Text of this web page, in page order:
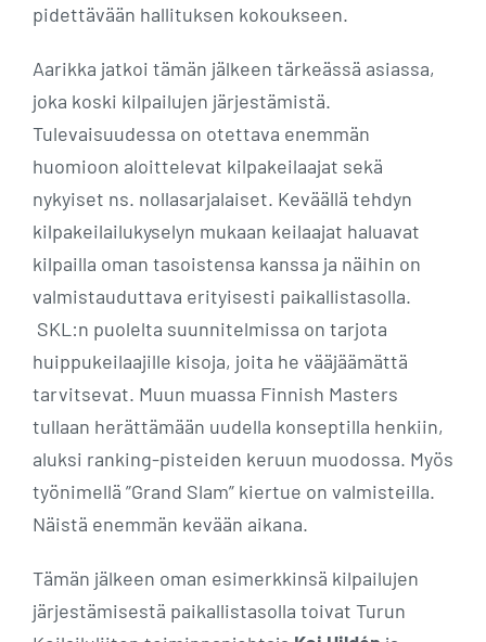
pidettävään hallituksen kokoukseen.
Aarikka jatkoi tämän jälkeen tärkeässä asiassa,
joka koski kilpailujen järjestämistä.
Tulevaisuudessa on otettava enemmän
huomioon aloittelevat kilpakeilaajat sekä
nykyiset ns. nollasarjalaiset. Keväällä tehdyn
kilpakeilailukyselyn mukaan keilaajat haluavat
kilpailla oman tasoistensa kanssa ja näihin on
valmistauduttava erityisesti paikallistasolla.
SKL:n puolelta suunnitelmissa on tarjota
huippukeilaajille kisoja, joita he vääjäämättä
tarvitsevat. Muun muassa Finnish Masters
tullaan herättämään uudella konseptilla henkiin,
aluksi ranking-pisteiden keruun muodossa. Myös
työnimellä ”Grand Slam” kiertue on valmisteilla.
Näistä enemmän kevään aikana.
Tämän jälkeen oman esimerkkinsä kilpailujen
järjestämisestä paikallistasolla toivat Turun